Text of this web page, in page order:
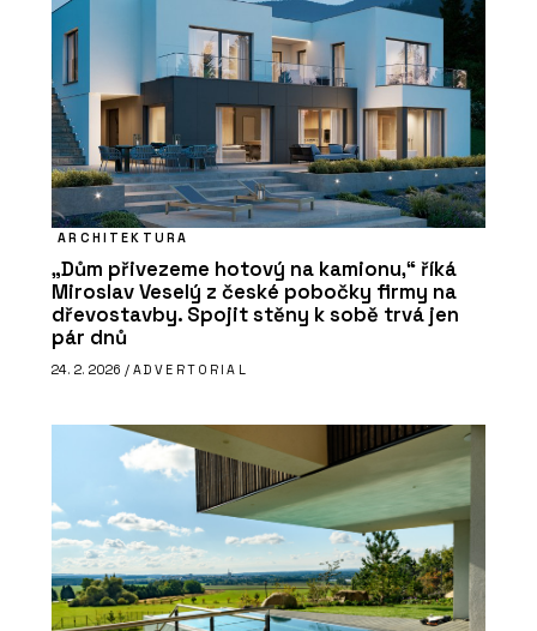
ARCHITEKTURA
„Dům přivezeme hotový na kamionu,“ říká
Miroslav Veselý z české pobočky firmy na
dřevostavby. Spojit stěny k sobě trvá jen
pár dnů
24. 2. 2026 / ADVERTORIAL